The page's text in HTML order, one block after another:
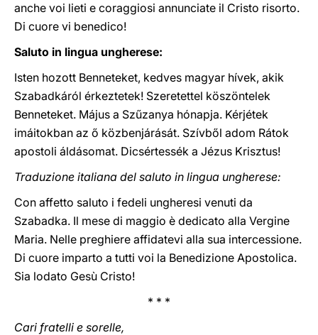
anche voi lieti e coraggiosi annunciate il Cristo risorto.
Di cuore vi benedico!
Saluto in lingua ungherese:
Isten hozott Benneteket, kedves magyar hívek, akik
Szabadkáról érkeztetek! Szeretettel köszöntelek
Benneteket. Május a Szűzanya hónapja. Kérjétek
imáitokban az ő közbenjárását. Szívből adom Rátok
apostoli áldásomat. Dicsértessék a Jézus Krisztus!
Traduzione italiana del saluto in lingua ungherese:
Con affetto saluto i fedeli ungheresi venuti da
Szabadka. Il mese di maggio è dedicato alla Vergine
Maria. Nelle preghiere affidatevi alla sua intercessione.
Di cuore imparto a tutti voi la Benedizione Apostolica.
Sia lodato Gesù Cristo!
* * *
Cari fratelli e sorelle,